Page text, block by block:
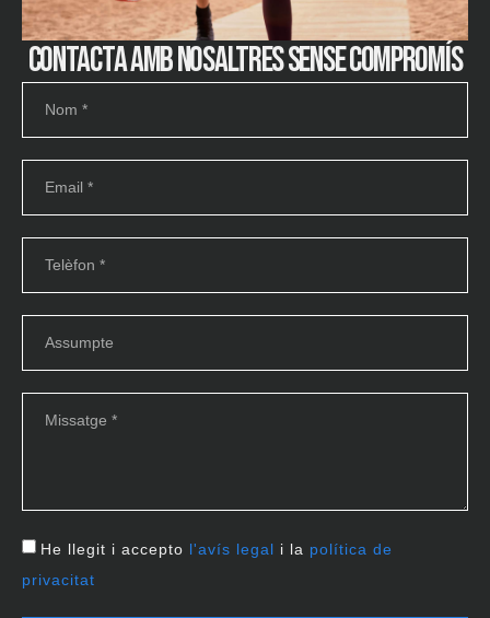
Contacta amb nosaltres sense compromís
He llegit i accepto l'avís legal i la política de
privacitat